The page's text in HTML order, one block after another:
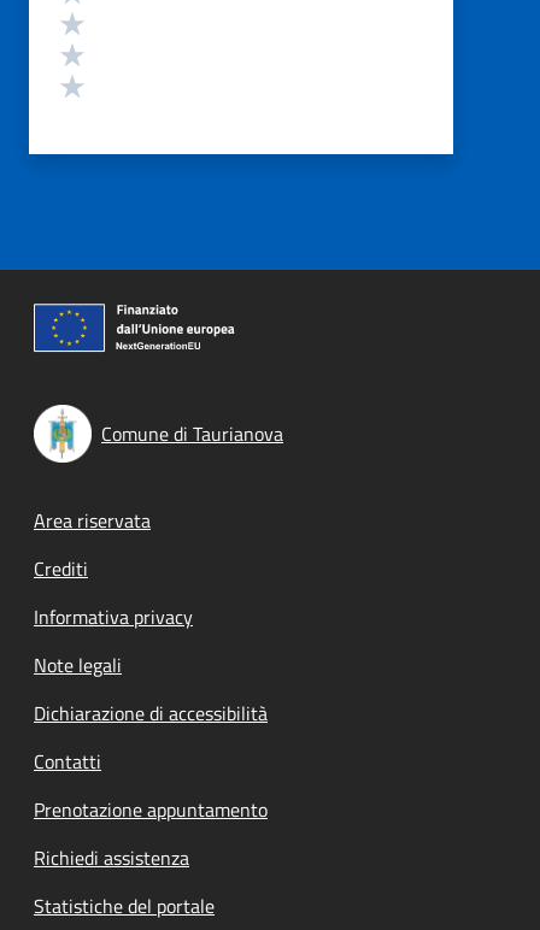
Comune di Taurianova
Footer menu
Area riservata
Crediti
Informativa privacy
Note legali
Dichiarazione di accessibilità
Contatti
Prenotazione appuntamento
Richiedi assistenza
Statistiche del portale